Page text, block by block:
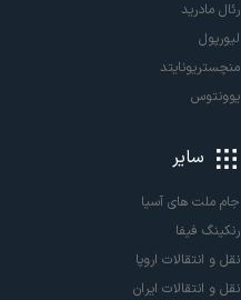
رئال مادرید
لیورپول
منچستریونایتد
یوونتوس
سایر
جام ملت های آسیا
رنکینگ فیفا
نقل و انتقالات اروپا
نقل و انتقالات ایران